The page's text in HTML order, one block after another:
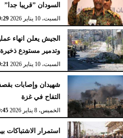
السودان ”قريبا جدا”
السبت، 10 يناير 2026
الجيش يعلن انهاء
وتدمير مستودع
السبت، 10 يناير 2026
شهيدان وإصابات
التفاح في غزة
الخميس، 8 يناير 2026
استمرار